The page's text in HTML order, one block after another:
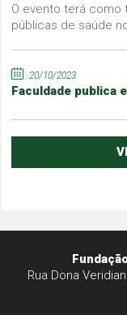
O evento terá como
públicas de saúde
20/10/2023
Faculdade publica
Rua Dona